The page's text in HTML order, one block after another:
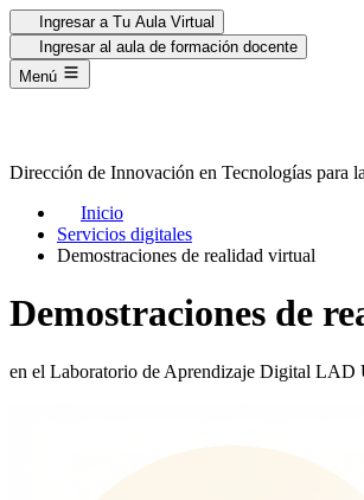
Ingresar a Tu Aula Virtual
Ingresar al aula de formación docente
Menú
Dirección de Innovación en Tecnologías para
Inicio
Servicios digitales
Demostraciones de realidad virtual
Demostraciones de
en el Laboratorio de Aprendizaje Digital